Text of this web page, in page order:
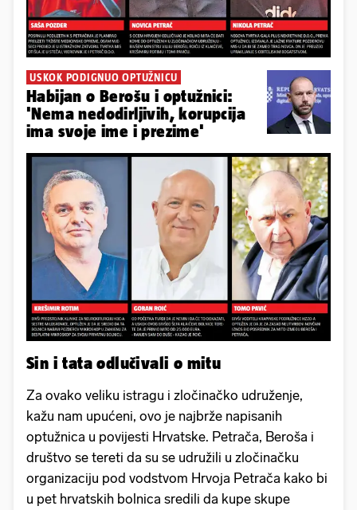
USKOK PODIGNUO OPTUŽNICU
Habijan o Berošu i optužnici:
'Nema nedodirljivih, korupcija
ima svoje ime i prezime'
Sin i tata odlučivali o mitu
Za ovako veliku istragu i zločinačko udruženje,
kažu nam upućeni, ovo je najbrže napisanih
optužnica u povijesti Hrvatske. Petrača, Beroša i
društvo se tereti da su se udružili u zločinačku
organizaciju pod vodstvom Hrvoja Petrača kako bi
u pet hrvatskih bolnica sredili da kupe skupe